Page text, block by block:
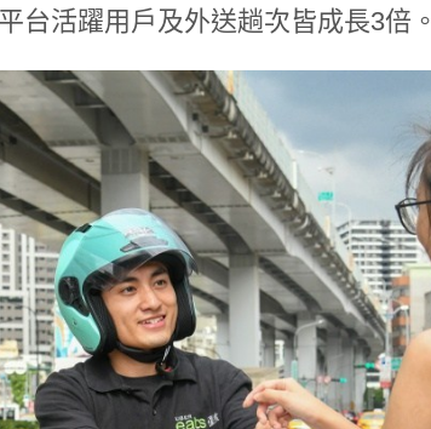
台活躍用戶及外送趟次皆成長3倍。